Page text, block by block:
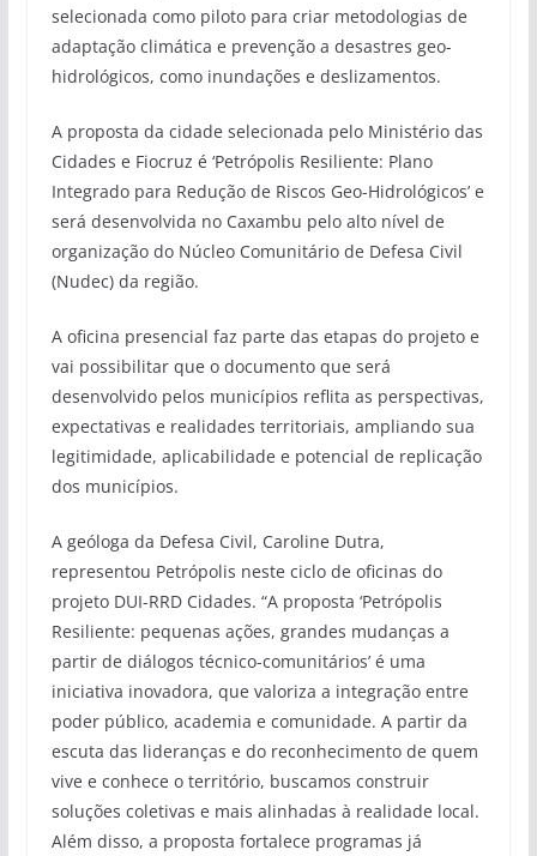
selecionada como piloto para criar metodologias de
adaptação climática e prevenção a desastres geo-
hidrológicos, como inundações e deslizamentos.
A proposta da cidade selecionada pelo Ministério das
Cidades e Fiocruz é ‘Petrópolis Resiliente: Plano
Integrado para Redução de Riscos Geo-Hidrológicos’ e
será desenvolvida no Caxambu pelo alto nível de
organização do Núcleo Comunitário de Defesa Civil
(Nudec) da região.
A oficina presencial faz parte das etapas do projeto e
vai possibilitar que o documento que será
desenvolvido pelos municípios reflita as perspectivas,
expectativas e realidades territoriais, ampliando sua
legitimidade, aplicabilidade e potencial de replicação
dos municípios.
A geóloga da Defesa Civil, Caroline Dutra,
representou Petrópolis neste ciclo de oficinas do
projeto DUI-RRD Cidades. “A proposta ‘Petrópolis
Resiliente: pequenas ações, grandes mudanças a
partir de diálogos técnico-comunitários’ é uma
iniciativa inovadora, que valoriza a integração entre
poder público, academia e comunidade. A partir da
escuta das lideranças e do reconhecimento de quem
vive e conhece o território, buscamos construir
soluções coletivas e mais alinhadas à realidade local.
Além disso, a proposta fortalece programas já